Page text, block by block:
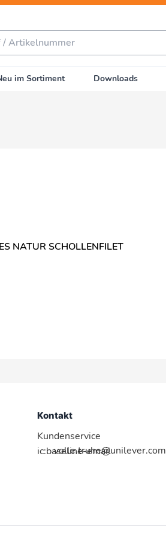
im Sortiment Downloads
Kontakt
Kundenservice
ic:baseline-email
volle.truhe@unilever.com